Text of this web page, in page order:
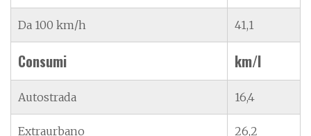
Da 100 km/h 41,1
Consumi km/l
Autostrada 16,4
Extraurbano 26,2